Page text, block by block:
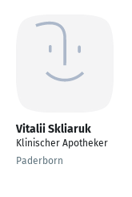
Vitalii Skliaruk
Klinischer Apotheker
Paderborn